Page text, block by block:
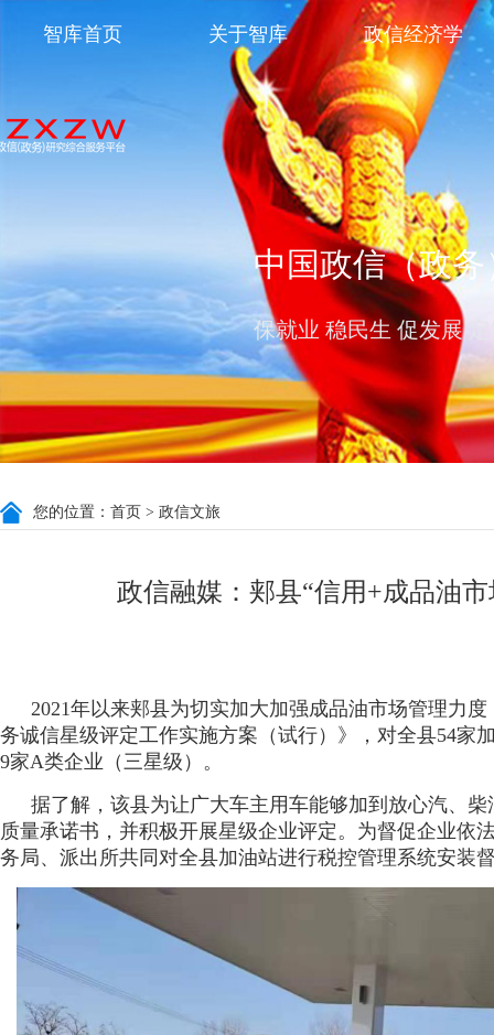
中国政信（政
搭建政府云服务平台 为
智库首页 关于智库 政信经济学
您的位置： 首页 > 政信文旅
政信融媒：郏县“信用+成品油
2021年以来郏县为切实加大加强成品油市场管理力
务诚信星级评定工作实施方案（试行）》，对全县54家
9家A类企业（三星级）。
据了解，该县为让广大车主用车能够加到放心汽、
质量承诺书，并积极开展星级企业评定。为督促企业依
务局、派出所共同对全县加油站进行税控管理系统安装